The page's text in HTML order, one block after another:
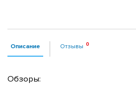
Описание Отзывы
Обзоры: